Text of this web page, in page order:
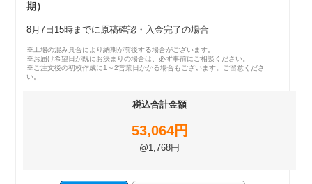
期）
8月7日15時までに原稿確認・入金完了の場合
※工場の混み具合により納期が前後する場合がございます。
※お届け希望日が既にお決まりの場合は、必ず事前にご相談ください。
※ご注文後の初校作成に1～2営業日かかる場合もございます。ご留意くださ
い。
税込合計金額
53,064円
@1,768円